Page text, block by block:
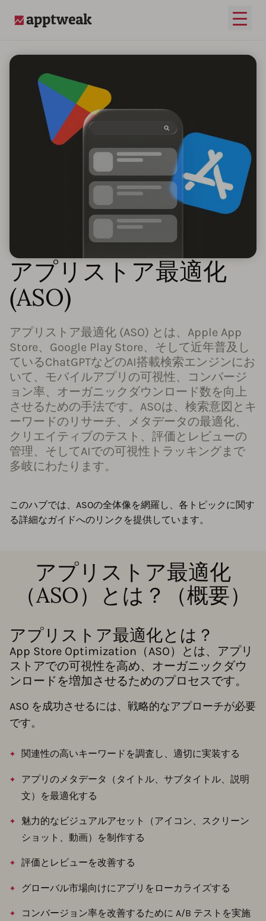
メイ
アプリストア最適化
(ASO)
アプリストア最適化 (ASO) とは、Apple App
Store、Google Play Store、そして近年普及し
ているChatGPTなどのAI搭載検索エンジンにお
いて、モバイルアプリの可視性、コンバージ
ョン率、オーガニックダウンロード数を向上
させるための手法です。ASOは、検索意図とキ
ーワードのリサーチ、メタデータの最適化、
クリエイティブのテスト、評価とレビューの
管理、そしてAIでの可視性トラッキングまで
多岐にわたります。
このハブでは、ASOの全体像を網羅し、各トピックに関す
る詳細なガイドへのリンクを提供しています。
アプリストア最適化
（ASO）とは？（概要）
アプリストア最適化とは？
App Store Optimization（ASO）とは、アプリ
ストアでの可視性を高め、オーガニックダウ
ンロードを増加させるためのプロセスです。
ASO を成功させるには、戦略的なアプローチが必要
です。
関連性の高いキーワードを調査し、適切に実装する
アプリのメタデータ（タイトル、サブタイトル、説明
文）を最適化する
魅力的なビジュアルアセット（アイコン、スクリーン
ショット、動画）を制作する
評価とレビューを改善する
グローバル市場向けにアプリをローカライズする
コンバージョン率を改善するために A/B テストを実施